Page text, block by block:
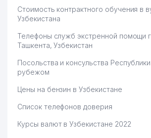
58 A-NIKA ООО
59 ESTHER TECHNOLOGY ООО
УЗБЕКИСТАНА
62
ТЕЛЕФОНАХ ОРГАНИЗАЦИЙ г.
ТАШКЕНТА
Стоимость контрактного обучения в
Узбекистана
Телефоны служб экстренной помощи
Ташкента, Узбекистан
Посольства и консульства
рубежом
Цены на бензин в Узбекистане
Список телефонов доверия
Курсы валют в Узбекистане 2022